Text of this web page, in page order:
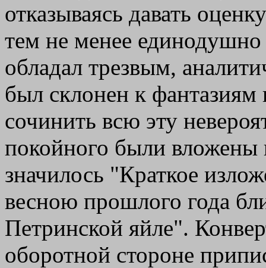
отказываясь давать
тем не менее
обладал трезвым,
был склонен к
сочинить всю эту
покойного были вложены
значилось "Краткое
весною прошлого года
Петринской яйле".
оборотной стороне